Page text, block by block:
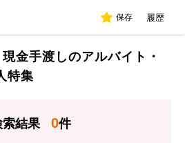
保存 履歴
金手渡しのアルバイト・
特集
索結果 0件